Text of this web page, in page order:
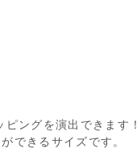
ングを演出できます！
できるサイズです。